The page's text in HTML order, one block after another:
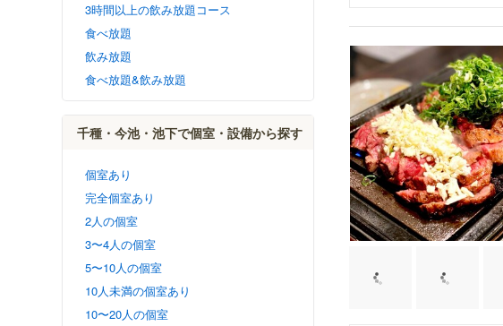
3時間以上の飲み放題コース
食べ放題
飲み放題
食べ放題&飲み放題
千種・今池・池下で個室・設備から探す
個室あり
完全個室あり
2人の個室
3〜4人の個室
5〜10人の個室
10人未満の個室あり
10〜20人の個室